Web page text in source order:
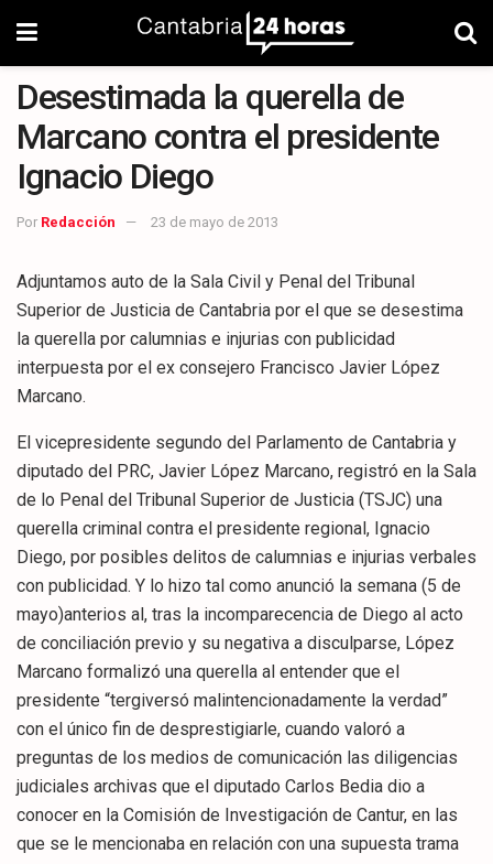
Desestimada la querella de
Marcano contra el presidente
Ignacio Diego
Por Redacción 23 de mayo de 2013
Adjuntamos auto de la Sala Civil y Penal del Tribunal
Superior de Justicia de Cantabria por el que se desestima
la querella por calumnias e injurias con publicidad
interpuesta por el ex consejero Francisco Javier López
Marcano.
El vicepresidente segundo del Parlamento de Cantabria y
diputado del PRC, Javier López Marcano, registró en la Sala
de lo Penal del Tribunal Superior de Justicia (TSJC) una
querella criminal contra el presidente regional, Ignacio
Diego, por posibles delitos de calumnias e injurias verbales
con publicidad. Y lo hizo tal como anunció la semana (5 de
mayo)anterios al, tras la incomparecencia de Diego al acto
de conciliación previo y su negativa a disculparse, López
Marcano formalizó una querella al entender que el
presidente “tergiversó malintencionadamente la verdad”
con el único fin de desprestigiarle, cuando valoró a
preguntas de los medios de comunicación las diligencias
judiciales archivas que el diputado Carlos Bedia dio a
conocer en la Comisión de Investigación de Cantur, en las
que se le mencionaba en relación con una supuesta trama